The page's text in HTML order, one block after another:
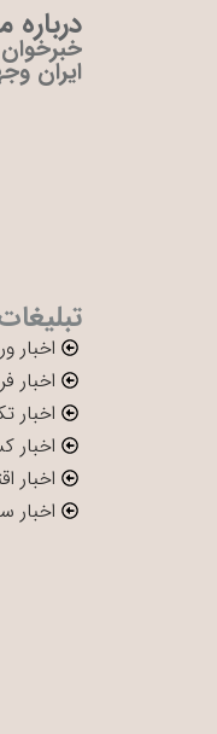
درباره
خبرخوان
ایران
اخبار
اخبار
اخبار
اخبار
اخبار
اخبار